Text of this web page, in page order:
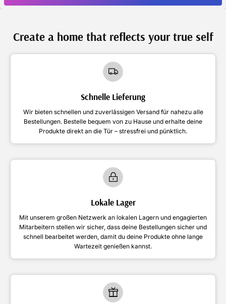
Create a home that reflects your true self
Schnelle Lieferung
Wir bieten schnellen und zuverlässigen Versand für nahezu alle
Bestellungen. Bestelle bequem von zu Hause und erhalte deine
Produkte direkt an die Tür – stressfrei und pünktlich.
Lokale Lager
Mit unserem großen Netzwerk an lokalen Lagern und engagierten
Mitarbeitern stellen wir sicher, dass deine Bestellungen sicher und
schnell bearbeitet werden, damit du deine Produkte ohne lange
Wartezeit genießen kannst.